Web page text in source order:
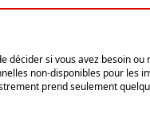
décider si vous avez besoin
non-disponibles pour les
prend seulement